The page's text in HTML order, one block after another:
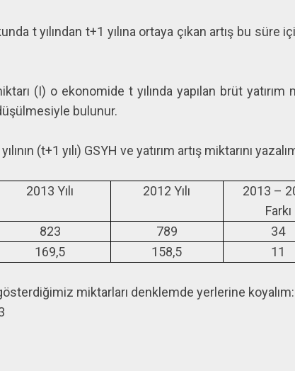
t yılından t+1 yılına ortaya çıkan artış bu süre
(I) o ekonomide t yılında yapılan brüt yatırım
bulunur.
(t+1 yılı) GSYH ve yatırım artış miktarını
2013 Yılı 2012 Yılı
2013 –
Farkı
823 789
34
169,5 158,5 11
miktarları denklemde yerlerine koyalım: